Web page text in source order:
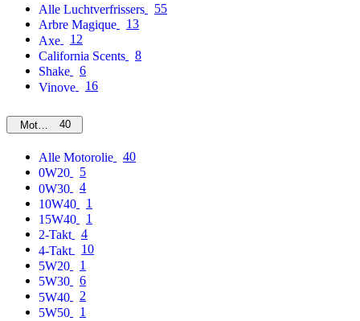
Alle Luchtverfrissers
55
Arbre Magique
13
Axe
12
California Scents
8
Shake
6
Vinove
16
Motorolie40
Alle Motorolie
40
0W20
5
0W30
4
10W40
1
15W40
1
2-Takt
4
4-Takt
10
5W20
1
5W30
6
5W40
2
5W50
1